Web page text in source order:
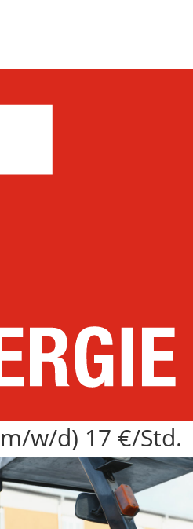
w/d) 17 €/Std.